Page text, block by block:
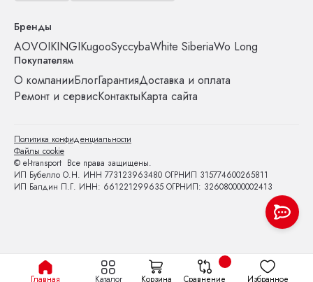
Главная Каталог Корзина Сравнение Избранное
Бренды
AOVOIKINGIKugooSyccybaWhite SiberiaWo Long
Покупателям
О компанииБлогГарантияДоставка и оплата
Ремонт и сервисКонтактыКарта сайта
© el-transport Все права защищены.
ИП Бубелло О.Н. ИНН 773123963480 ОГРНИП 315774600265811
ИП Балдин П.Г. ИНН: 661221299635 ОГРНИП: 326080000002413
Политика конфиденциальности
Файлы cookie